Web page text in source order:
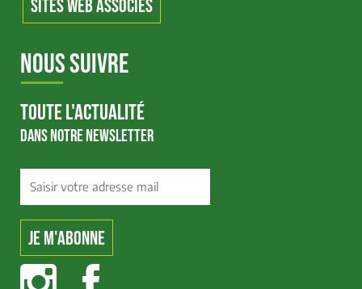
SITES WEB ASSOCIÉS
NOUS SUIVRE
TOUTE L'ACTUALITÉ
DANS NOTRE NEWSLETTER